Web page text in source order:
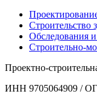
Строительство
Обследования
Строительно-
Проектно-
ИНН 9705064909 /